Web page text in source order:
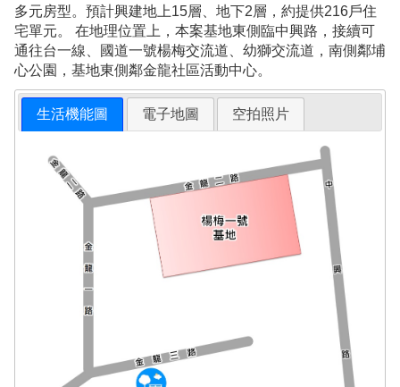
多元房型。預計興建地上15層、地下2層，約提供216戶住
宅單元。 在地理位置上，本案基地東側臨中興路，接續可
通往台一線、國道一號楊梅交流道、幼獅交流道，南側鄰埔
心公園，基地東側鄰金龍社區活動中心。
生活機能圖 電子地圖 空拍照片